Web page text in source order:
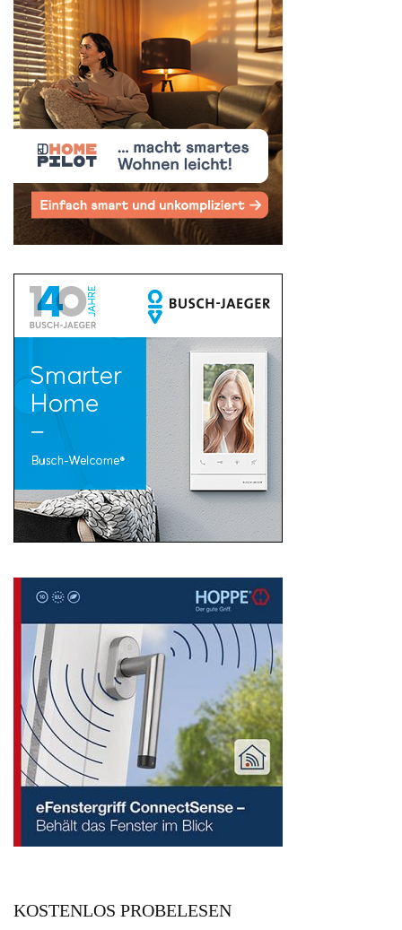
KOSTENLOS PROBELESEN